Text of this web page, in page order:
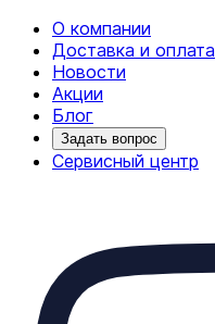
О компании
Доставка и оплата
Новости
Акции
Блог
Задать вопрос
Сервисный центр